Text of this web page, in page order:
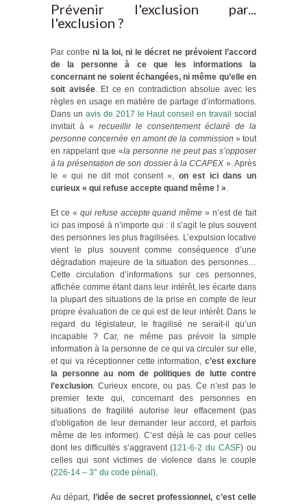
Prévenir l'exclusion par...
l'exclusion ?
Par contre ni la loi, ni le décret ne prévoient l’accord
de la personne à ce que les informations la
concernant ne soient échangées, ni même qu’elle en
soit avisée. Et ce en contradiction absolue avec les
règles en usage en matière de partage d’informations.
Dans un avis de 2017 le Haut conseil en travailsocial
invitait à « recueillir le consentement éclairé de la
personne concernée en amont de la commission » tout
en rappelant que «la personne ne peut pas s’opposer
à la présentation de son dossier à la CCAPEX ». Après
le « qui ne dit mot consent », on est ici dans un
curieux « qui refuse accepte quand même ! ».
Et ce « qui refuse accepte quand même » n’est de fait
ici pas imposé à n’importe qui : il s’agit le plus souvent
des personnes les plus fragilisées. L’expulsion locative
vient le plus souvent comme conséquence d’une
dégradation majeure de la situation des personnes…
Cette circulation d’informations sur ces personnes,
affichée comme étant dans leur intérêt, les écarte dans
la plupart des situations de la prise en compte de leur
propre évaluation de ce qui est de leur intérêt. Dans le
regard du législateur, le fragilisé ne serait-il qu’un
incapable ? Car, ne même pas prévoir la simple
information à la personne de ce qui va circuler sur elle,
et qui va réceptionner cette information, c’est exclure
la personne au nom de politiques de lutte contre
l’exclusion. Curieux encore, ou pas. Ce n’est pas le
premier texte qui, concernant des personnes en
situations de fragilité autorise leur effacement (pas
d'obligation de leur demander leur accord, et parfois
même de les informer). C’est déjà le cas pour celles
dont les difficultés s’aggravent (121-6-2 du CASF) ou
celles qui sont victimes de violence dans le couple
(226-14 – 3° du code pénal).
Au départ, l’idée de secret professionnel, c’est celle